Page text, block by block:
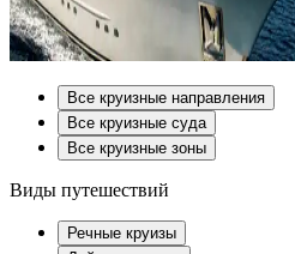
Все круизные направления
Все круизные суда
Все круизные зоны
Виды путешествий
Речные круизы